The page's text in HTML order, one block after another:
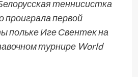
теннисистка
проиграла первой
польке Иге Свентек на
турнире World